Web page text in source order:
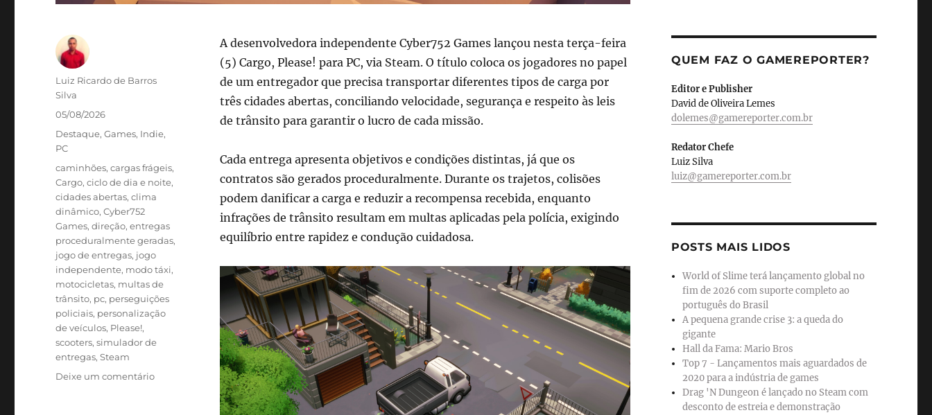
A desenvolvedora independente Cyber752 Games lançou nesta terça-feira
(5) Cargo, Please! para PC, via Steam. O título coloca os jogadores no papel
de um entregador que precisa transportar diferentes tipos de carga por
três cidades abertas, conciliando velocidade, segurança e respeito às leis
de trânsito para garantir o lucro de cada missão.
Cada entrega apresenta objetivos e condições distintas, já que os
contratos são gerados proceduralmente. Durante os trajetos, colisões
podem danificar a carga e reduzir a recompensa recebida, enquanto
infrações de trânsito resultam em multas aplicadas pela polícia, exigindo
equilíbrio entre rapidez e condução cuidadosa.
Autor
Luiz Ricardo de Barros
Silva
Publicado
05/08/2026
Categorias
Destaque,Games, Indie,
PC
Tags
caminhões,cargas frágeis,
Cargo,ciclo de dia e noite,
cidades abertas,clima
dinâmico,Cyber752
Games,direção,entregas
proceduralmente geradas,
jogo de entregas, jogo
independente, modo táxi,
motocicletas, multas de
trânsito, pc, perseguições
policiais, personalização
de veículos, Please!,
scooters,simulador de
entregas,Steam
Deixe um comentárioem
QUEM FAZ O GAMEREPORTER?
Editor e Publisher
David de Oliveira Lemes
dolemes@gamereporter.com.br
Redator Chefe
Luiz Silva
luiz@gamereporter.com.br
POSTS MAIS LIDOS
World of Slime terá lançamento global no
fim de 2026 com suporte completo ao
português do Brasil
A pequena grande crise 3: a queda do
gigante
Hall da Fama: Mario Bros
Top 7 - Lançamentos mais aguardados de
2020 para a indústria de games
Drag 'N Dungeon é lançado no Steam com
desconto de estreia e demonstração